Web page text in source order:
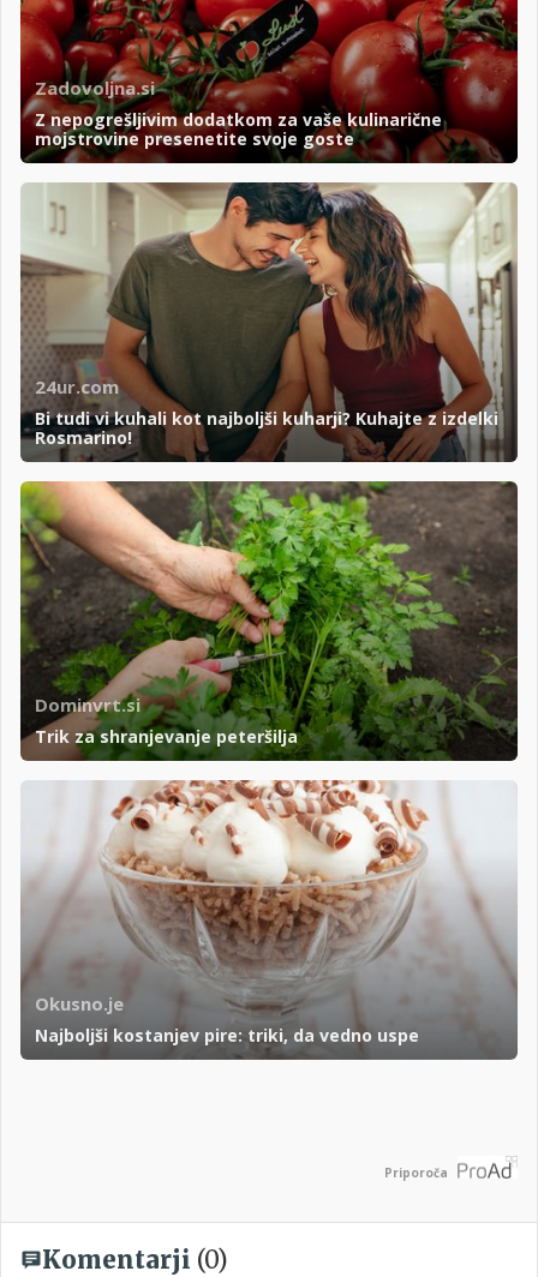
Zadovoljna.si
Z nepogrešljivim dodatkom za vaše kulinarične
mojstrovine presenetite svoje goste
24ur.com
Bi tudi vi kuhali kot najboljši kuharji? Kuhajte z izdelki
Rosmarino!
Dominvrt.si
Trik za shranjevanje peteršilja
Okusno.je
Najboljši kostanjev pire: triki, da vedno uspe
Priporoča
Komentarji (0)